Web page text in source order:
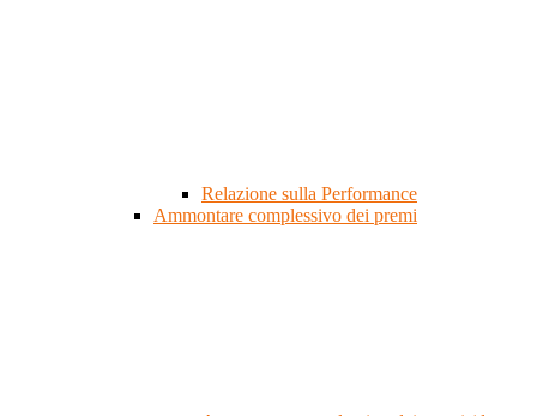
Relazione sulla Performance
Ammontare complessivo dei premi